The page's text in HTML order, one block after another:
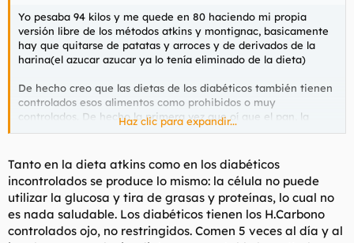
Yo pesaba 94 kilos y me quede en 80 haciendo mi propia
versión libre de los métodos atkins y montignac, basicamente
hay que quitarse de patatas y arroces y de derivados de la
harina(el azucar azucar ya lo tenía eliminado de la dieta)
De hecho creo que las dietas de los diabéticos también tienen
controlados esos alimentos como prohibidos o muy
controlados. De hecho la primera vez que oí que el pan, la
pasta etc eran "azícares" fué de la boca de un diabético, y a
Haz clic para expandir...
Tanto en la dieta atkins como en los diabéticos
incontrolados se produce lo mismo: la célula no puede
utilizar la glucosa y tira de grasas y proteínas, lo cual no
es nada saludable. Los diabéticos tienen los H.Carbono
controlados ojo, no restringidos. Comen 5 veces al día y al